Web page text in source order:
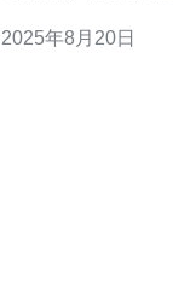
服务器推荐，以及购
2025年8月20日